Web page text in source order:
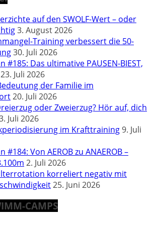
auf den SWOLF-Wert – oder
3. August 2026
Training verbessert die 50-
30. Juli 2026
#185: Das ultimative PAUSEN-BIEST,
23. Juli 2026
der Familie im
20. Juli 2026
oder Zweierzug? Hör auf, dich
Juli 2026
im Krafttraining9. Juli
#184: Von AEROB zu ANAEROB –
2. Juli 2026
korreliert negativ mit
25. Juni 2026
CAMPS